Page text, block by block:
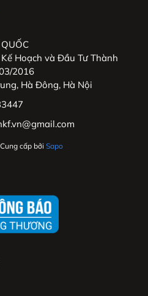
Hoạch và Đầu Tư Thành
2016
Hà Đông, Hà Nội
cấp bởi Sapo